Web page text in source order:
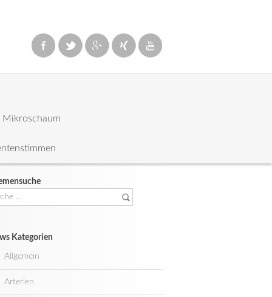
Kategorien
Allgemein
Arterien